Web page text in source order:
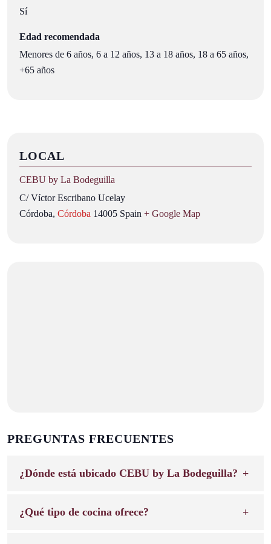
Sí
Edad recomendada
Menores de 6 años, 6 a 12 años, 13 a 18 años, 18 a 65 años,
+65 años
LOCAL
CEBU by La Bodeguilla
C/ Víctor Escribano Ucelay
Córdoba, Córdoba 14005 Spain + Google Map
PREGUNTAS FRECUENTES
¿Dónde está ubicado CEBU by La Bodeguilla?
¿Qué tipo de cocina ofrece?